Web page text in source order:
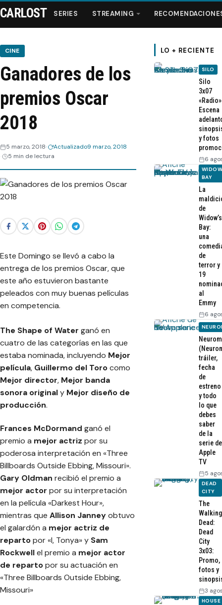
Series
Streaming
Recomendaciones
Videos
Webisodios
CARLOST SERIES STREAMING
CINE
Ganadores de los
premios Oscar
2018
5 marzo, 2018 Actualizado9 marzo, 2018
5 min de lectura
Este Domingo se llevó a cabo la
entrega de los premios Oscar, que
este año estuvieron bastante
peleados con muy buenas películas
en competencia.
The Shape of Water ganó en
cuatro de las categorías en las que
estaba nominada, incluyendo Mejor
película, Guillermo del Torocomo
Mejor director, Mejor banda
sonora originaly Mejor diseño de
producción.
Frances McDormand ganó el
premio a mejor actriz por su
poderosa interpretación en «Three
Billboards Outside Ebbing, Missouri».
Gary Oldman recibió el premio a
mejor actor por su interpretación
en la película «Darkest Hour»,
mientras que Allison Janneyobtuvo
el galardón a mejor actriz de
repartopor«I, Tonya»y Sam
Rockwellel premio a mejor actor
de repartopor su actuación en
«Three Billboards Outside Ebbing,
Missouri»
LO + RECIENTE
SILO
Silo
3x07
Escena
y fotos
6
BAY
La
de
Widow’s
Bay:
una
de
terror y
19
al
Emmy
6
tráiler,
fecha
de
estreno
y todo
lo que
debes
saber
de la
serie de
Apple
TV
5
DEAD
CITY
The
Walking
Dead:
Dead
City
3x03:
Promo,
fotos y
3
HOUSE